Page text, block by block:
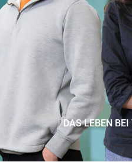
und vertiefen Sie
zu